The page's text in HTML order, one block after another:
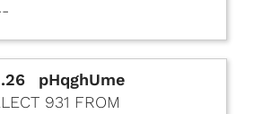
pHqghUme
931 FROM